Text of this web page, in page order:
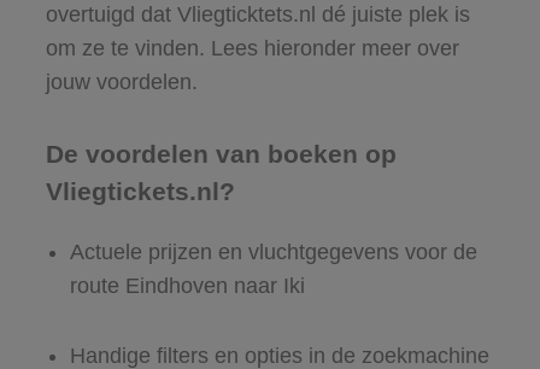
overtuigd dat Vliegticktets.nl dé juiste plek is
om ze te vinden. Lees hieronder meer over
jouw voordelen.
De voordelen van boeken op
Vliegtickets.nl?
Actuele prijzen en vluchtgegevens voor de
route Eindhoven naar Iki
Handige filters en opties in de zoekmachine